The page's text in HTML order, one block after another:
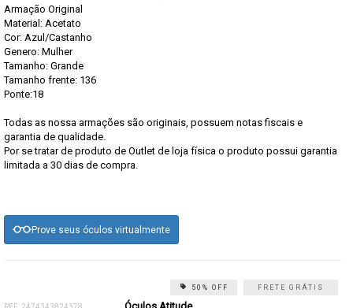
Armação Original
Material: Acetato
Cor: Azul/Castanho
Genero: Mulher
Tamanho: Grande
Tamanho frente: 136
Ponte:18
Todas as nossa armações são originais, possuem notas fiscais e
garantia de qualidade.
Por se tratar de produto de Outlet de loja física o produto possui garantia
limitada a 30 dias de compra.
Prove seus óculos virtualmente
FRETE GRÁTIS
50% OFF